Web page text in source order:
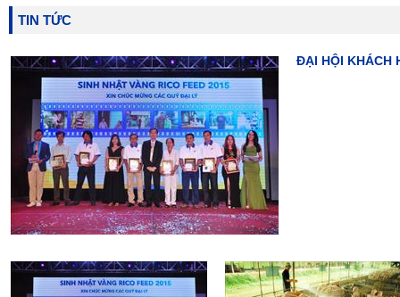
Rico CSR
Truyện ngắn hay Eng
Contact
TIN TỨC
ĐẠI HỘI KHÁCH